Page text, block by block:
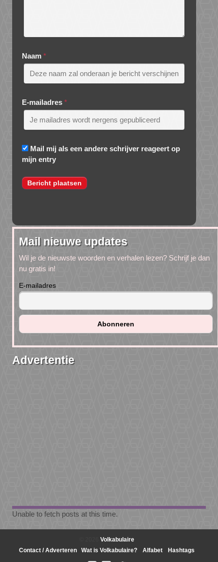
Naam *
E-mailadres *
Mail mij als een andere schrijver reageert op
mijn entry
Mail nieuwe updates
Wil je de nieuwste woorden en verhalen lezen? Schrijf je dan
nu gratis in!
E-mailadres
Advertentie
Unable to fetch posts at this time.
Volkabulaire
Contact / Adverteren
Wat is Volkabulaire? Alfabet Hashtags